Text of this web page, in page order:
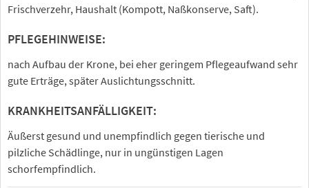
Frischverzehr, Haushalt (Kompott, Naßkonserve, Saft).
PFLEGEHINWEISE:
nach Aufbau der Krone, bei eher geringem Pflegeaufwand sehr
gute Erträge, später Auslichtungsschnitt.
KRANKHEITSANFÄLLIGKEIT:
Äußerst gesund und unempfindlich gegen tierische und
pilzliche Schädlinge, nur in ungünstigen Lagen
schorfempfindlich.